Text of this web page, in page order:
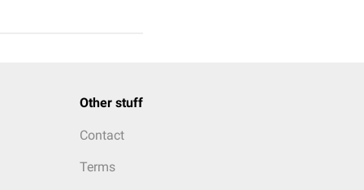
Other stuff
Contact
Terms